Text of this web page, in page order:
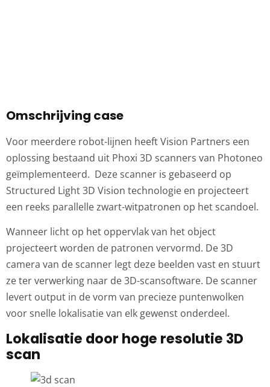
Omschrijving case
Voor meerdere robot-lijnen heeft Vision Partners een
oplossing bestaand uit Phoxi 3D scanners van Photoneo
geïmplementeerd. Deze scanner is gebaseerd op
Structured Light 3D Vision technologie en projecteert
een reeks parallelle zwart-witpatronen op het scandoel.
Wanneer licht op het oppervlak van het object
projecteert worden de patronen vervormd. De 3D
camera van de scanner legt deze beelden vast en stuurt
ze ter verwerking naar de 3D-scansoftware. De scanner
levert output in de vorm van precieze puntenwolken
voor snelle lokalisatie van elk gewenst onderdeel.
Lokalisatie door hoge resolutie 3D
scan